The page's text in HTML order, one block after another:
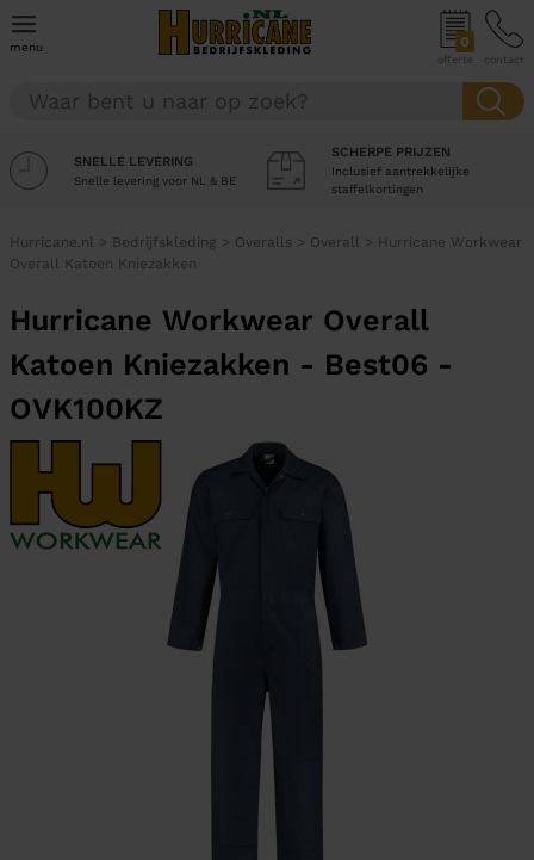
menu 0
offerte contact
SNELLE LEVERING
Snelle levering voor NL & BE
SCHERPE PRIJZEN
Inclusief aantrekkelijke
staffelkortingen
Hurricane.nl > Bedrijfskleding > Overalls > Overall >
Hurricane Workwear
Overall Katoen Kniezakken
Hurricane Workwear Overall
Katoen Kniezakken - Best06 -
OVK100KZ